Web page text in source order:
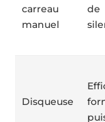
carreau
manuel
Disqueuse